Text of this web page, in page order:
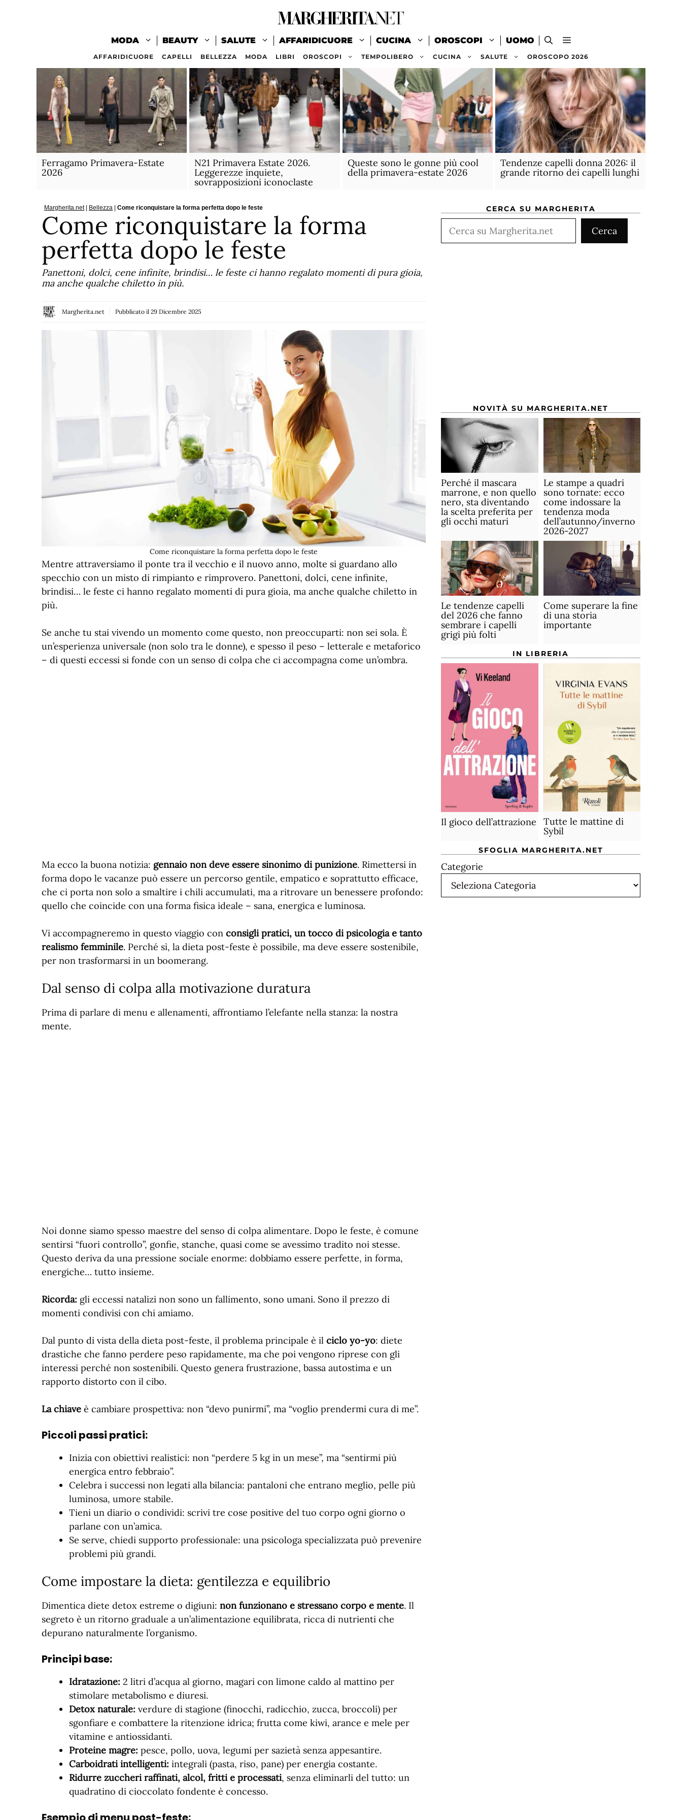
MODA BEAUTY SALUTE AFFARIDICUORE CUCINA OROSCOPI UOMO
AFFARIDICUORE CAPELLI BELLEZZA MODA LIBRI OROSCOPI TEMPOLIBERO CUCINA SALUTE OROSCOPO 2026
Ferragamo Primavera-Estate
2026
N21 Primavera Estate 2026.
Leggerezze inquiete,
sovrapposizioni iconoclaste
Queste sono le gonne più cool
della primavera-estate 2026
Tendenze capelli donna 2026: il
grande ritorno dei capelli lunghi
Margherita.net| Bellezza | Come riconquistare la forma perfetta dopo le feste
Come riconquistare la forma
perfetta dopo le feste
Panettoni, dolci, cene infinite, brindisi… le feste ci hanno regalato momenti di pura gioia,
ma anche qualche chiletto in più.
Margherita.net Pubblicato il 29 Dicembre 2025
Come riconquistare la forma perfetta dopo le feste
Mentre attraversiamo il ponte tra il vecchio e il nuovo anno, molte si guardano allo
specchio con un misto di rimpianto e rimprovero. Panettoni, dolci, cene infinite,
brindisi… le feste ci hanno regalato momenti di pura gioia, ma anche qualche chiletto in
più.
Se anche tu stai vivendo un momento come questo, non preoccuparti: non sei sola. È
un’esperienza universale (non solo tra le donne), e spesso il peso – letterale e metaforico
– di questi eccessi si fonde con un senso di colpa che ci accompagna come un’ombra.
Ma ecco la buona notizia: gennaio non deve essere sinonimo di punizione. Rimettersi in
forma dopo le vacanze può essere un percorso gentile, empatico e soprattutto efficace,
che ci porta non solo a smaltire i chili accumulati, ma a ritrovare un benessere profondo:
quello che coincide con una forma fisica ideale – sana, energica e luminosa.
Vi accompagneremo in questo viaggio con consigli pratici, un tocco di psicologia e tanto
realismo femminile. Perché sì, la dieta post-feste è possibile, ma deve essere sostenibile,
per non trasformarsi in un boomerang.
Dal senso di colpa alla motivazione duratura
Prima di parlare di menu e allenamenti, affrontiamo l’elefante nella stanza: la nostra
mente.
Noi donne siamo spesso maestre del senso di colpa alimentare. Dopo le feste, è comune
sentirsi “fuori controllo”, gonfie, stanche, quasi come se avessimo tradito noi stesse.
Questo deriva da una pressione sociale enorme: dobbiamo essere perfette, in forma,
energiche… tutto insieme.
Ricorda: gli eccessi natalizi non sono un fallimento, sono umani. Sono il prezzo di
momenti condivisi con chi amiamo.
Dal punto di vista della dieta post-feste, il problema principale è il ciclo yo-yo: diete
drastiche che fanno perdere peso rapidamente, ma che poi vengono riprese con gli
interessi perché non sostenibili. Questo genera frustrazione, bassa autostima e un
rapporto distorto con il cibo.
La chiave è cambiare prospettiva: non “devo punirmi”, ma “voglio prendermi cura di me”.
Piccoli passi pratici:
Inizia con obiettivi realistici: non “perdere 5 kg in un mese”, ma “sentirmi più
energica entro febbraio”.
Celebra i successi non legati alla bilancia: pantaloni che entrano meglio, pelle più
luminosa, umore stabile.
Tieni un diario o condividi: scrivi tre cose positive del tuo corpo ogni giorno o
parlane con un’amica.
Se serve, chiedi supporto professionale: una psicologa specializzata può prevenire
problemi più grandi.
Come impostare la dieta: gentilezza e equilibrio
Dimentica diete detox estreme o digiuni: non funzionano e stressano corpo e mente. Il
segreto è un ritorno graduale a un’alimentazione equilibrata, ricca di nutrienti che
depurano naturalmente l’organismo.
Principi base:
Idratazione: 2 litri d’acqua al giorno, magari con limone caldo al mattino per
stimolare metabolismo e diuresi.
Detox naturale: verdure di stagione (finocchi, radicchio, zucca, broccoli) per
sgonfiare e combattere la ritenzione idrica; frutta come kiwi, arance e mele per
vitamine e antiossidanti.
Proteine magre: pesce, pollo, uova, legumi per sazietà senza appesantire.
Carboidrati intelligenti: integrali (pasta, riso, pane) per energia costante.
Ridurre zuccheri raffinati, alcol, fritti e processati, senza eliminarli del tutto: un
quadratino di cioccolato fondente è concesso.
CERCA SU MARGHERITA
Cerca
Cerca
NOVITÀ SU MARGHERITA.NET
Perché il mascara
marrone, e non quello
nero, sta diventando
la scelta preferita per
gli occhi maturi
Le stampe a quadri
sono tornate: ecco
come indossare la
tendenza moda
dell’autunno/inverno
2026-2027
Le tendenze capelli
del 2026 che fanno
sembrare i capelli
grigi più folti
Come superare la fine
di una storia
importante
IN LIBRERIA
Il gioco dell’attrazione
Tutte le mattine di
Sybil
SFOGLIA MARGHERITA.NET
Categorie